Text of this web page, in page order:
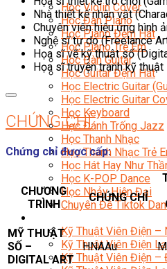
Học Violin Cover
Học Đàn Piano
Học Piano Đệm Hát
Học Piano Trẻ Em
Học Đàn Guitar
Học Guitar Đệm Hát
Học Electric Guitar
Học Electric Guitar
Học Keyboard
Học Đánh Trống Jazz
Học Thanh Nhạc
Học Thanh Nhạc Trẻ
Học Hát Hay Như
Học K-POP Dance
Học Nhảy Hiện Đại
Chuyên Đề Tiktok
Kỹ Thuật Viên Điện –
Kỹ Thuật Viên Điện
Kỹ Thuật Viên Điện –
Nhà thiết kế nhân vật
Chuyên viên hiệu ứng hình
Nghệ sĩ tự do (Freelance
Họa sĩ vẽ kỹ thuật số
Họa sĩ truyện tranh kỹ
CHỨNG CHỈ
Chứng chỉ được cấp:
CHƯƠNG
TRÌNH
CHỨNG CHỈ
MỸ THUẬT
SỐ –
DIGITAL ART
HNAAu